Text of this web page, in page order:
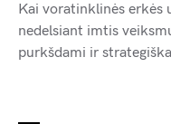
Kai voratinklinės erkės
nedelsiant imtis
purkšdami ir